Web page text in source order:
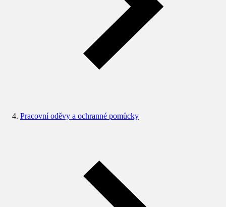
Pracovní oděvy a ochranné pomůcky